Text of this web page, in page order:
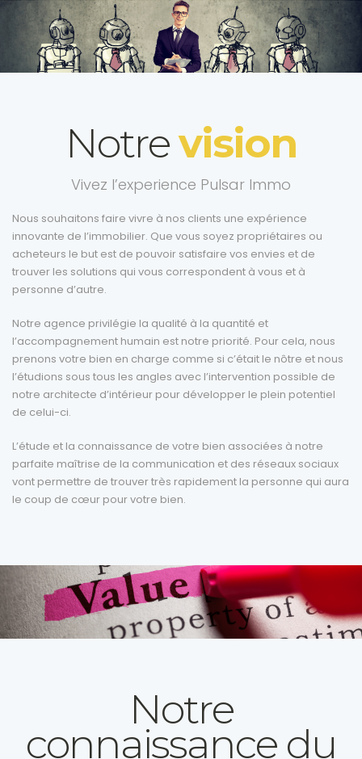
Notrevision
Vivez l’experience Pulsar Immo
Nous souhaitons faire vivre à nos clients une expérience
innovante de l’immobilier. Que vous soyez propriétaires ou
acheteurs le but est de pouvoir satisfaire vos envies et de
trouver les solutions qui vous correspondent à vous et à
personne d’autre.
Notre agence privilégie la qualité à la quantité et
l’accompagnement humain est notre priorité. Pour cela, nous
prenons votre bien en charge comme si c’était le nôtre et nous
l’étudions sous tous les angles avec l’intervention possible de
notre architecte d’intérieur pour développer le plein potentiel
de celui-ci.
L’étude et la connaissance de votre bien associées à notre
parfaite maîtrise de la communication et des réseaux sociaux
vont permettre de trouver très rapidement la personne qui aura
le coup de cœur pour votre bien.
Notre
connaissance du